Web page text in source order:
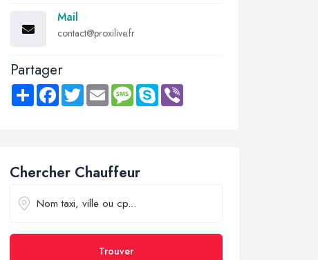
Mail
contact@proxilive.fr
Partager
Share FacebookTwitter Email MessageSkype
Chercher Chauffeur
Trouver